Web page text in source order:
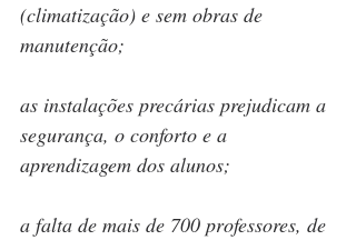
(climatização) e sem obras de
manutenção;
as instalações precárias prejudicam a
segurança, o conforto e a
aprendizagem dos alunos;
a falta de mais de 700 professores, de